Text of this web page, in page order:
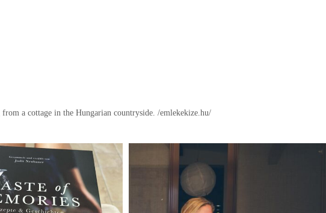
a cottage in the Hungarian countryside. /emlekekize.hu/